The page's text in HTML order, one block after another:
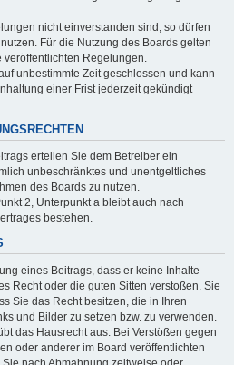
nicht einverstanden sind, so dürfen
Für die Nutzung des Boards gelten
Regelungen.
unbestimmte Zeit geschlossen und kann
einer Frist jederzeit gekündigt
erteilen Sie dem Betreiber ein
unbeschränktes und unentgeltliches
des Boards zu nutzen.
2, Unterpunkt a bleibt auch nach
bestehen.
eines Beitrags, dass er keine Inhalte
Recht oder die guten Sitten verstoßen. Sie
Sie das Recht besitzen, die in Ihren
und Bilder zu setzen bzw. zu verwenden.
das Hausrecht aus. Bei Verstößen gegen
oder anderer im Board veröffentlichten